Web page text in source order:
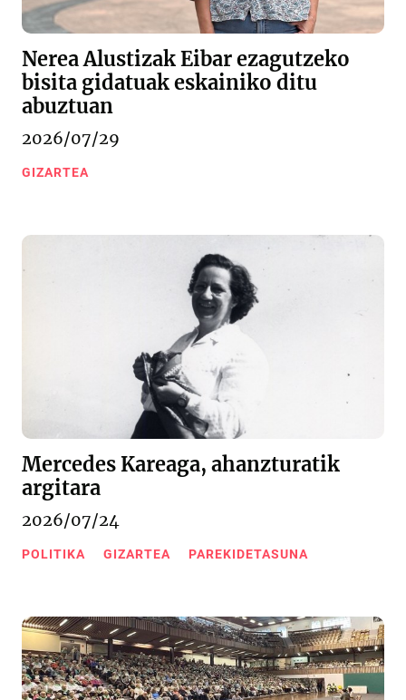
Nerea Alustizak Eibar ezagutzeko
bisita gidatuak eskainiko ditu
abuztuan
2026/07/29
GIZARTEA
Mercedes Kareaga, ahanzturatik
argitara
2026/07/24
POLITIKA GIZARTEA PAREKIDETASUNA